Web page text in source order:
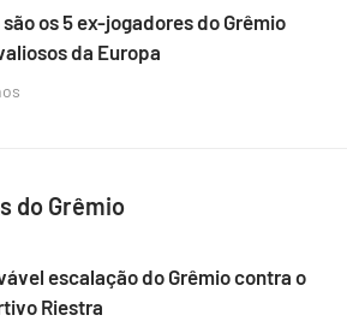
são os 5 ex-jogadores do Grêmio
da Europa
do Grêmio
escalação do Grêmio contra o
Riestra